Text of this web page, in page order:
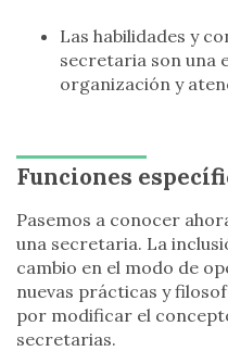
Las habilidades y
secretaria son una
organización y
Funciones
Pasemos a conocer
una secretaria. La
cambio en el modo de
nuevas prácticas y
por modificar el
secretarias.